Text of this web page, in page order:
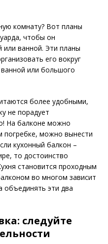
комнату? Вот планы
чтобы он
или ванной. Эти планы
его вокруг
или большого
более удобными,
не порадует
На балконе можно
погребке, можно вынести
кухонный балкон –
то достоинство
становится проходным
во многом зависит
объединять эти два
следуйте